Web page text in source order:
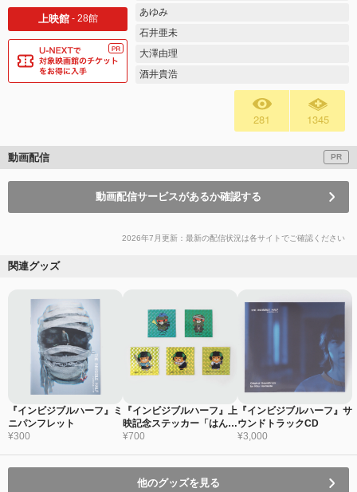
上映館- 28館
あゆみ
⽯井亜未
大澤由理
酒井貴浩
281 1345
動画配信 PR
動画配信サービスがあるか確認する
2026年7月更新：最新の配信状況は各サイトでご確認ください
関連グッズ
『インビジブルハーフ』ミ
ニパンフレット
¥300
『インビジブルハーフ』上
映記念ステッカー「はんぶ
んみきゃん」（5種セッ
¥700
『インビジブルハーフ』サ
ウンドトラックCD
¥3,000
他のグッズを見る